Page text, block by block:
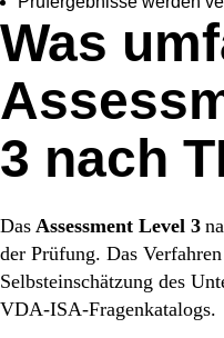
Was
3 nach
Das Assessment Level 3
der Prüfung. Das
Selbsteinschätzung des
VDA-ISA-Fragenkatalogs.